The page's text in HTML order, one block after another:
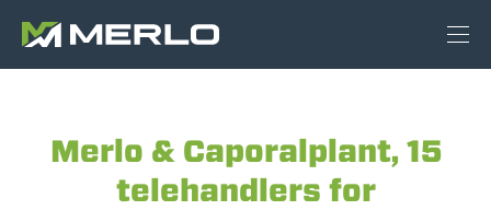
Merlo & Caporalplant, 15
telehandlers for